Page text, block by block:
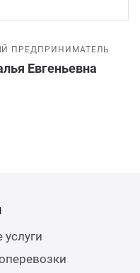
ПРЕДПРИНИМАТЕЛЬ
Евгеньевна
услуги